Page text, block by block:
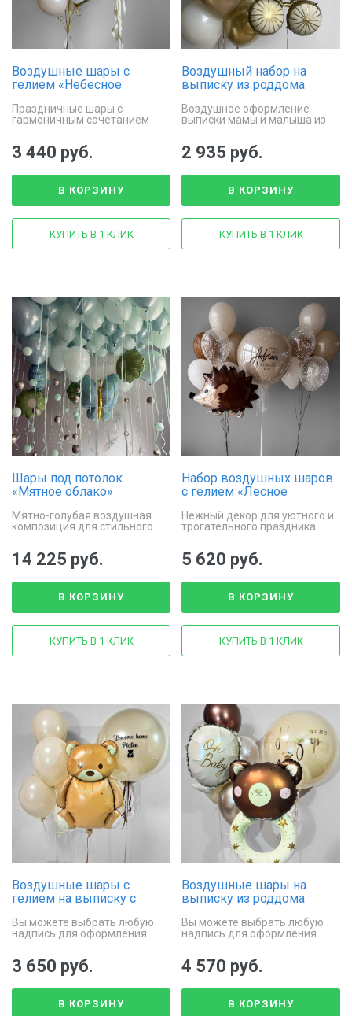
Воздушные шары с
гелием «Небесное
Праздничные шары с
гармоничным сочетанием
3 440 руб.
В КОРЗИНУ
КУПИТЬ В 1 КЛИК
Воздушный набор на
выписку из роддома
Воздушное оформление
выписки мамы и малыша из
2 935 руб.
В КОРЗИНУ
КУПИТЬ В 1 КЛИК
Шары под потолок
«Мятное облако»
Мятно-голубая воздушная
композиция для стильного
14 225 руб.
В КОРЗИНУ
КУПИТЬ В 1 КЛИК
Набор воздушных шаров
с гелием «Лесное
Нежный декор для уютного и
трогательного праздника
5 620 руб.
В КОРЗИНУ
КУПИТЬ В 1 КЛИК
Воздушные шары с
гелием на выписку с
дабл стафф
Вы можете выбрать любую
надпись для оформления
3 650 руб.
В КОРЗИНУ
Воздушные шары на
выписку из роддома
Вы можете выбрать любую
надпись для оформления
4 570 руб.
В КОРЗИНУ